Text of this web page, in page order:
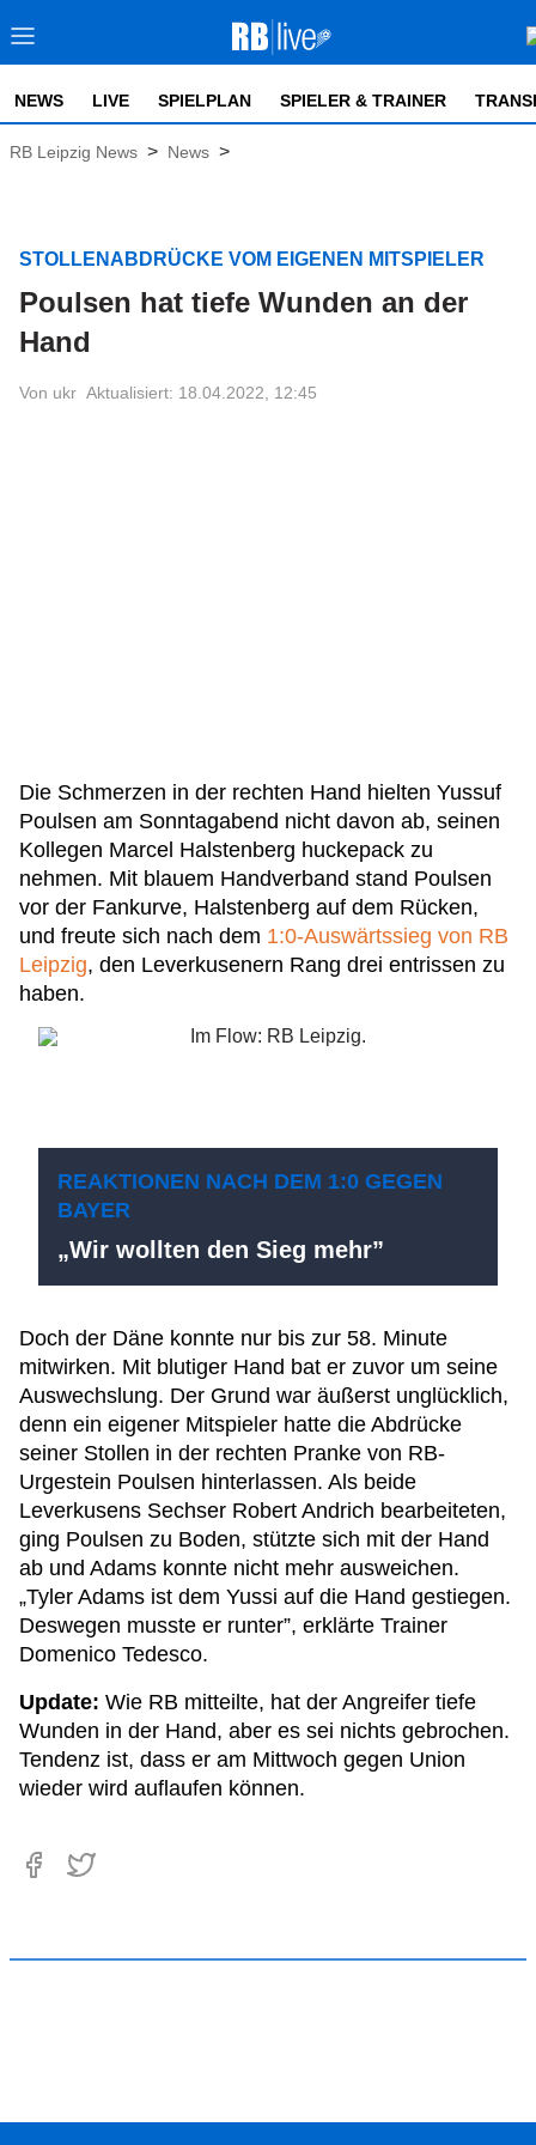
NEWS LIVE SPIELPLAN SPIELER & TRAINER
RB Leipzig News > News >
STOLLENABDRÜCKE VOM EIGENEN MITSPIELER
Poulsen hat tiefe Wunden an der
Hand
Von ukr Aktualisiert: 18.04.2022, 12:45
Die Schmerzen in der rechten Hand hielten Yussuf
Poulsen am Sonntagabend nicht davon ab, seinen
Kollegen Marcel Halstenberg huckepack zu
nehmen. Mit blauem Handverband stand Poulsen
vor der Fankurve, Halstenberg auf dem Rücken,
und freute sich nach dem 1:0-Auswärtssieg von RB
Leipzig, den Leverkusenern Rang drei entrissen zu
haben.
REAKTIONEN NACH DEM 1:0 GEGEN
BAYER
„Wir wollten den Sieg mehr”
Doch der Däne konnte nur bis zur 58. Minute
mitwirken. Mit blutiger Hand bat er zuvor um seine
Auswechslung. Der Grund war äußerst unglücklich,
denn ein eigener Mitspieler hatte die Abdrücke
seiner Stollen in der rechten Pranke von RB-
Urgestein Poulsen hinterlassen. Als beide
Leverkusens Sechser Robert Andrich bearbeiteten,
ging Poulsen zu Boden, stützte sich mit der Hand
ab und Adams konnte nicht mehr ausweichen.
„Tyler Adams ist dem Yussi auf die Hand gestiegen.
Deswegen musste er runter”, erklärte Trainer
Domenico Tedesco.
Update: Wie RB mitteilte, hat der Angreifer tiefe
Wunden in der Hand, aber es sei nichts gebrochen.
Tendenz ist, dass er am Mittwoch gegen Union
wieder wird auflaufen können.